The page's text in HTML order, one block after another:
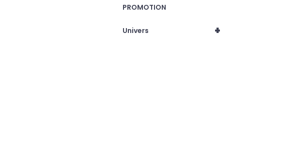
PROMOTION
+
Univers